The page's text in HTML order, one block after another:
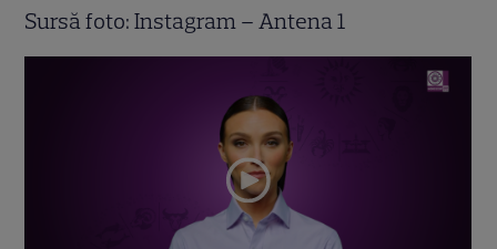
Sursă foto: Instagram – Antena 1